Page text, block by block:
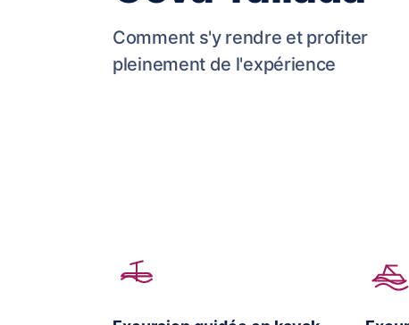
Comment s'y rendre et profiter
pleinement de l'expérience